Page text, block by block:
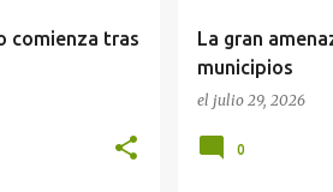
comienza tras
La gran
municipios
el julio 29, 2026
0